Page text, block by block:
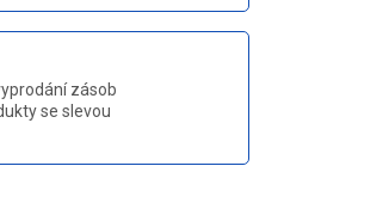
zásob
se slevou